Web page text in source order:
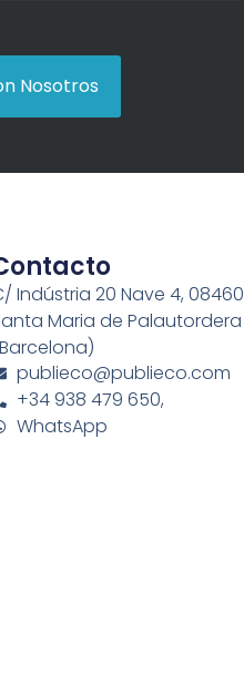
Nosotros
Indústria 20 Nave 4, 08460
Maria de Palautordera
publieco@publieco.com
+34 938 479 650,
WhatsApp